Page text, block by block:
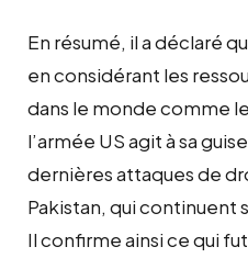
En résumé, il a déclaré
en considérant les
dans le monde comme
l’armée US agit à sa
dernières attaques de
Pakistan, qui continuent
Il confirme ainsi ce qui